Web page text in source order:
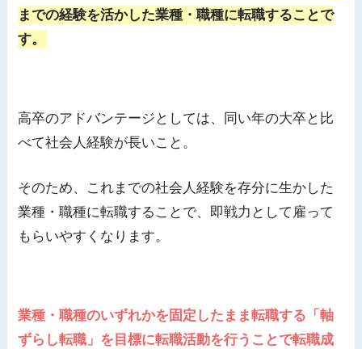
までの経験を活かした業種・職種に転職することで
す。
高卒のアドバンテージとしては、同い年の大卒と比
べて社会人経験が長いこと。
そのため、これまでの社会人経験を存分に生かした
業種・職種に転職することで、即戦力として雇って
もらいやすくなります。
業種・職種のいずれかを固定したまま転職する「軸
ずらし転職」を目標に転職活動を行うことで転職成